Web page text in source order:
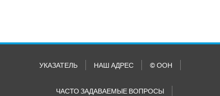
УКАЗАТЕЛЬ НАШ АДРЕС © ООН
ЧАСТО ЗАДАВАЕМЫЕ ВОПРОСЫ